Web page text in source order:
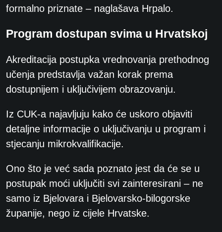
formalno priznate – naglašava Hrpalo.
Program dostupan svima u Hrvatskoj
Akreditacija postupka vrednovanja prethodnog
učenja predstavlja važan korak prema
dostupnijem i uključivijem obrazovanju.
Iz CUK-a najavljuju kako će uskoro objaviti
detaljne informacije o uključivanju u program i
stjecanju mikrokvalifikacije.
Ono što je već sada poznato jest da će se u
postupak moći uključiti svi zainteresirani – ne
samo iz Bjelovara i Bjelovarsko-bilogorske
županije, nego iz cijele Hrvatske.